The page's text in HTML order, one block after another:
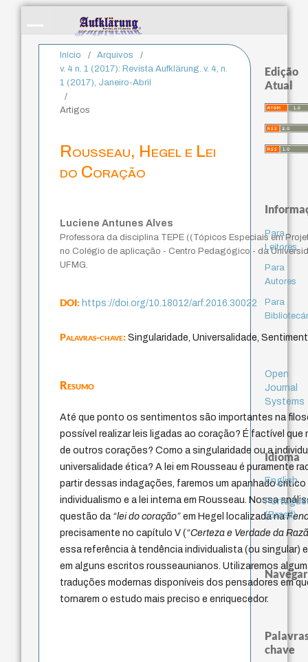
Início / Arquivos
/
v. 4 n. 1 (2017): Revista Aufklärung. v. 4, n.
1 (2017), Janeiro-Abril
/
Artigos
Rousseau, Hegel e Lei
do Coração
Luciene Antunes Alves
Professora da disciplina TEPE ((Tópicos Especiais em
no Colégio de aplicação - Centro Pedagógico - da
UFMG.
DOI:https://doi.org/10.18012/arf.2016.30022
Palavras-chave:Singularidade, Universalidade,
Resumo
Até que ponto os sentimentos são importantes na
possível realizar leis ligadas ao coração? É factível que
de outros corações? Como a singularidade ou a
universalidade ética? A lei em Rousseau é puramente
partir dessas indagações, faremos um apanhado
individualismo e a lei interna em Rousseau. Nossa
questão da “lei do coração” em Hegel localizada na
precisamente no capítulo V (“Certeza e Verdade da
essa referência à tendência individualista (ou singular)
em alguns escritos rousseaunianos. Utilizaremos
traduções modernas disponíveis dos pensadores em
tornarem o estudo mais preciso e enriquecedor.
Edição
Atual
Para
Leitores
Para
Autores
Para
Open
Journal
Systems
Idioma
English
(Brasil)
Navegar
chave